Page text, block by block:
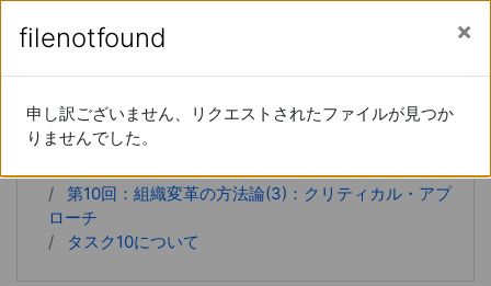
サイドパネル
あなたは現在ゲストアクセスを利用しています (ロ
グイン )
経営学特論
第10回：組織変革の方法論(3)：クリティカル・アプ
ローチ
タスク10について
filenotfound
申し訳ございません、リクエストされたファイルが見つか
りませんでした。
filenotfound
申し訳ございません、リクエストされたファイルが見つか
りませんでした。